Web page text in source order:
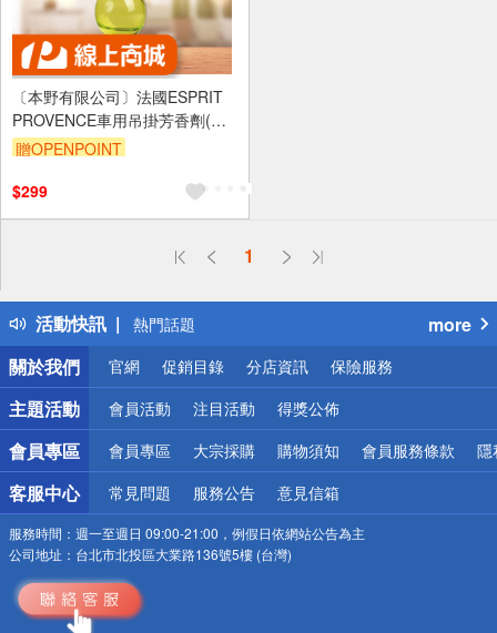
〔本野有限公司〕法國ESPRIT
PROVENCE車用吊掛芳香劑(清
新馬鞭草)10ml -1入
贈OPENPOINT
$299
1
活動快訊
偏遠地區配送
得獎公告
熱門話題
銀行優惠
偏遠地區配送
詐騙網頁！請小心！
more
關於我們
官網 促銷目錄 分店資訊 保險服務
主題活動 會員活動 注目活動 得獎公佈
會員專區 會員專區 大宗採購 購物須知 會員服務條款 隱
客服中心 常見問題 服務公告 意見信箱
服務時間： 週一至週日 09:00-21:00，例假日依網站公告為主
公司地址： 台北市北投區大業路136號5樓 (台灣)